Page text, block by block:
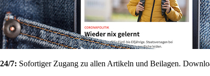
24/7: Sofortiger Zugang zu allen Artikeln und Beilagen.